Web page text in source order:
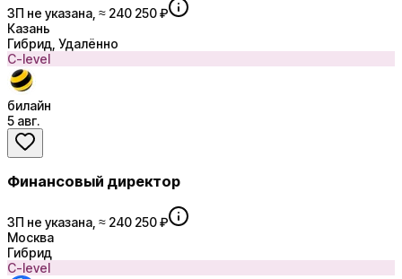
ЗП не указана, ≈ 240 250 ₽
Казань
Гибрид, Удалённо
C-level
билайн
5 авг.
Финансовый директор
ЗП не указана, ≈ 240 250 ₽
Москва
Гибрид
C-level